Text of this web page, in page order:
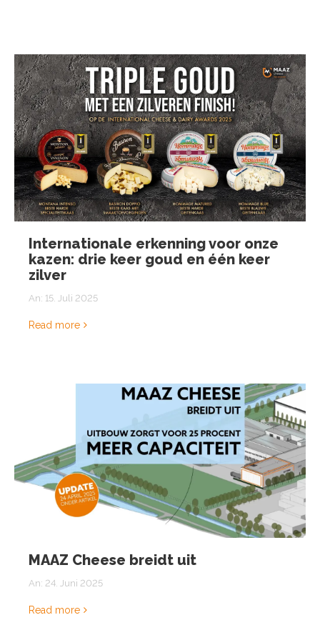
Internationale erkenning voor onze
kazen: drie keer goud en één keer
zilver
An: 15. Juli 2025
Read more
MAAZ Cheese breidt uit
An: 24. Juni 2025
Read more